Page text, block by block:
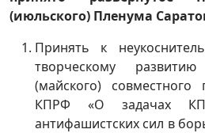
(июльского) Пленума
Принять к
творческому
(майского)
КПРФ «О задачах
антифашистских сил в